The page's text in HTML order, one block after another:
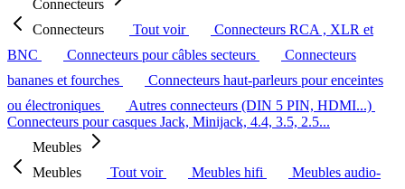
Connecteurs
Connecteurs
Tout voir
Connecteurs RCA , XLR et
BNC
Connecteurs pour câbles secteurs
Connecteurs
bananes et fourches
Connecteurs haut-parleurs pour enceintes
ou électroniques
Autres connecteurs (DIN 5 PIN, HDMI...)
Connecteurs pour casques Jack, Minijack, 4.4, 3.5, 2.5...
Meubles
Meubles
Tout voir Meubles hifi
Meubles audio-